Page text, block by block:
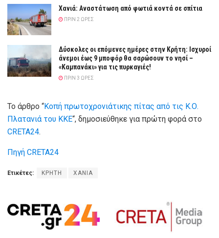
Χανιά: Αναστάτωση από φωτιά κοντά σε σπίτια
ΠΡΙΝ 2 ΏΡΕΣ
Δύσκολες οι επόμενες ημέρες στην Κρήτη: Ισχυροί
άνεμοι έως 9 μποφόρ θα σαρώσουν το νησί –
«Καμπανάκι» για τις πυρκαγιές!
ΠΡΙΝ 3 ΏΡΕΣ
Το άρθρο “Κοπή πρωτοχρονιάτικης πίτας από τις Κ.Ο.
Πλατανιά του ΚΚΕ“, δημοσιεύθηκε για πρώτη φορά στο
CRETA24.
Πηγή CRETA24
Ετικέτες: ΚΡΗΤΗ ΧΑΝΙΑ